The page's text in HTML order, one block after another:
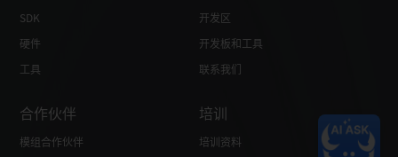
SDK
硬件
工具
开发区
开发板和工具
联系我们
合作伙伴
模组合作伙伴
培训
培训资料